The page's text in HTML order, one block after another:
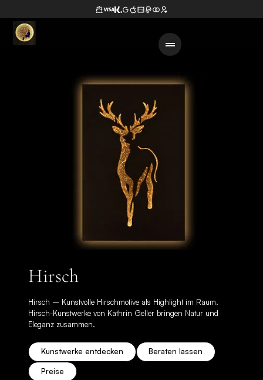
Hirsch
Hirsch – Kunstvolle Hirschmotive als Highlight im Raum.
Hirsch-Kunstwerke von Kathrin Geller bringen Natur und
Eleganz zusammen.
Kunstwerke entdecken Beraten lassen
Preise